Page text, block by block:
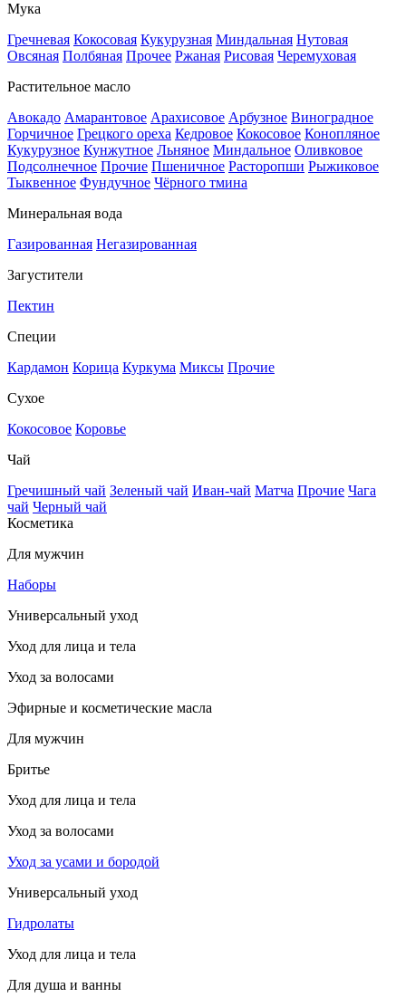
Мука
Гречневая Кокосовая Кукурузная Миндальная Нутовая
Овсяная Полбяная Прочее Ржаная Рисовая Черемуховая
Растительное масло
Авокадо Амарантовое Арахисовое Арбузное Виноградное
Горчичное Грецкого ореха Кедровое Кокосовое Конопляное
Кукурузное Кунжутное Льняное Миндальное Оливковое
Подсолнечное Прочие Пшеничное Расторопши Рыжиковое
Тыквенное Фундучное Чёрного тмина
Минеральная вода
Газированная Негазированная
Загустители
Пектин
Специи
Кардамон Корица Куркума Миксы Прочие
Сухое
Кокосовое Коровье
Чай
Гречишный чай Зеленый чай Иван-чай Матча Прочие Чага
чай Черный чай
Косметика
Для мужчин
Наборы
Универсальный уход
Уход для лица и тела
Уход за волосами
Эфирные и косметические масла
Для мужчин
Бритье
Уход для лица и тела
Уход за волосами
Уход за усами и бородой
Универсальный уход
Гидролаты
Уход для лица и тела
Для душа и ванны